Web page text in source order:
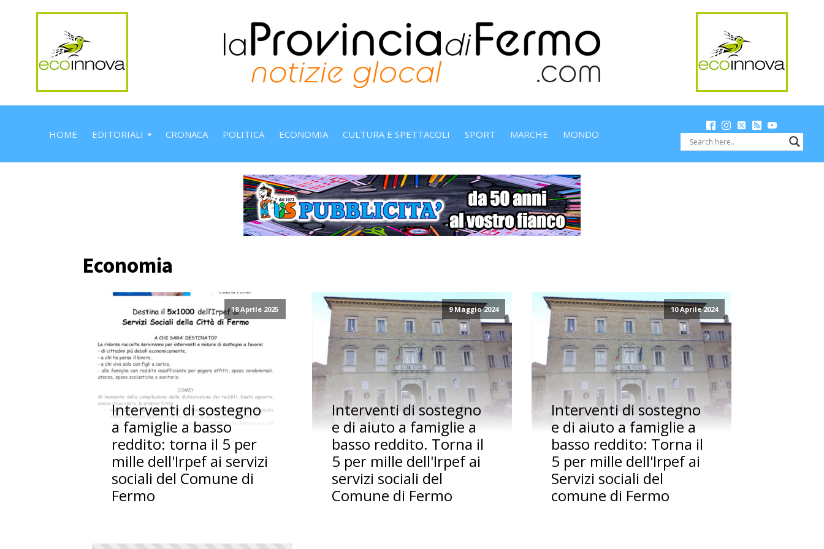
HOME EDITORIALI CRONACA POLITICA ECONOMIA CULTURA E SPETTACOLI SPORT MARCHE MONDO
Economia
18 Aprile 2025
Interventi di sostegno
a famiglie a basso
reddito: torna il 5 per
mille dell'Irpef ai servizi
sociali del Comune di
Fermo
9 Maggio 2024
Interventi di sostegno
e di aiuto a famiglie a
basso reddito. Torna il
5 per mille dell'Irpef ai
servizi sociali del
Comune di Fermo
10 Aprile 2024
Interventi di sostegno
e di aiuto a famiglie a
basso reddito: Torna il
5 per mille dell'Irpef ai
Servizi sociali del
comune di Fermo